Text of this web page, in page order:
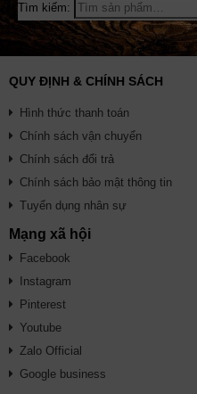
Tìm kiếm:
QUY ĐỊNH & CHÍNH SÁCH
Hình thức thanh toán
Chính sách vận chuyển
Chính sách đổi trả
Chính sách bảo mật thông tin
Tuyển dụng nhân sự
Mạng xã hội
Facebook
Instagram
Pinterest
Youtube
Zalo Official
Google business